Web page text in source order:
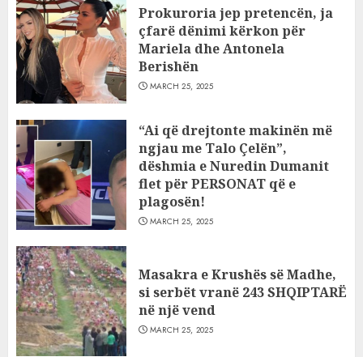
Prokuroria jep pretencën, ja
çfarë dënimi kërkon për
Mariela dhe Antonela
Berishën
MARCH 25, 2025
“Ai që drejtonte makinën më
ngjau me Talo Çelën”,
dëshmia e Nuredin Dumanit
flet për PERSONAT që e
plagosën!
MARCH 25, 2025
Masakra e Krushës së Madhe,
si serbët vranë 243 SHQIPTARË
në një vend
MARCH 25, 2025